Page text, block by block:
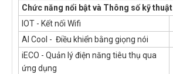
Chức năng nổi bật và Thông số kỹ thuật
IOT - Kết nối Wifi
AI Cool - Điều khiển bằng giọng nói
iECO - Quản lý điện năng tiêu thụ qua
ứng dụng